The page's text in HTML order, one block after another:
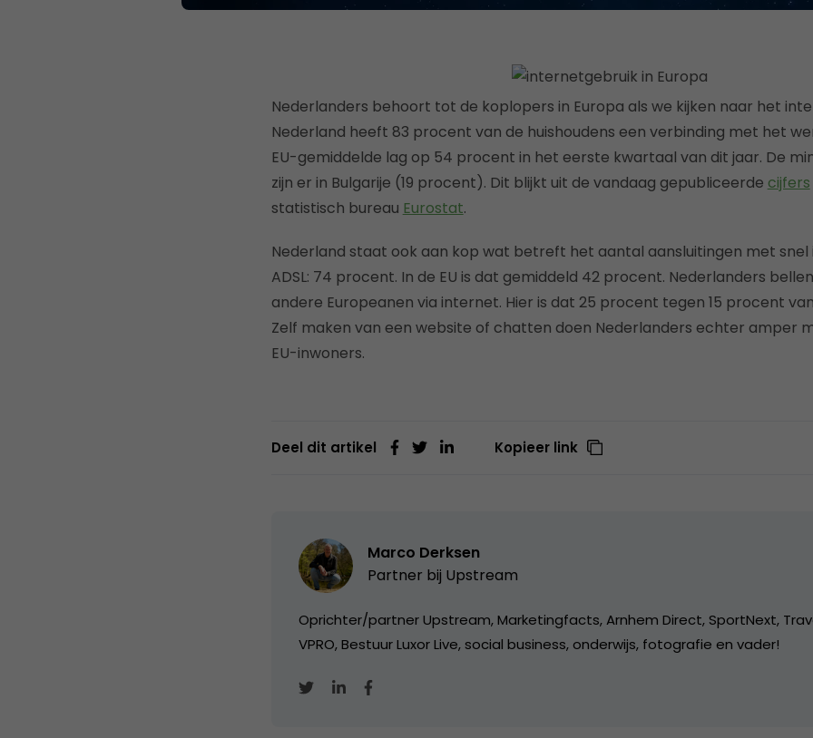
Nederlanders behoort tot de koplopers in Europa als we kijken naar het
Nederland heeft 83 procent van de huishoudens een verbinding met het
EU-gemiddelde lag op 54 procent in het eerste kwartaal van dit jaar. De
zijn er in Bulgarije (19 procent). Dit blijkt uit de vandaag gepubliceerde cijfers
statistisch bureau Eurostat.
Nederland staat ook aan kop wat betreft het aantal aansluitingen met snel
ADSL: 74 procent. In de EU is dat gemiddeld 42 procent. Nederlanders
andere Europeanen via internet. Hier is dat 25 procent tegen 15 procent
Zelf maken van een website of chatten doen Nederlanders echter amper
EU-inwoners.
Deel dit artikel Kopieer link
Marco Derksen
Partner bij Upstream
Oprichter/partner Upstream, Marketingfacts, Arnhem Direct, SportNext,
VPRO, Bestuur Luxor Live, social business, onderwijs, fotografie en vader!